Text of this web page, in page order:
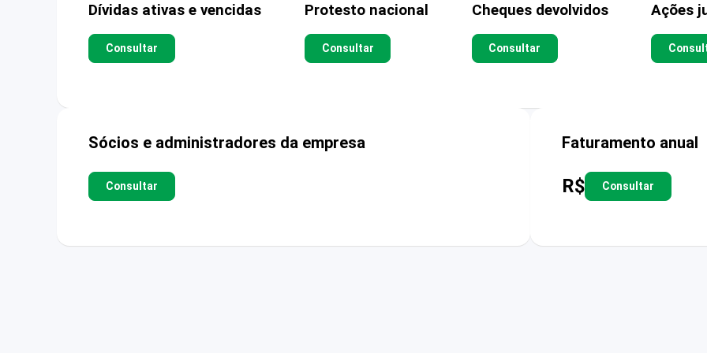
Dívidas ativas e vencidas
Consultar
Protesto nacional
Consultar
Cheques devolvidos
Consultar
Ações
Sócios e administradores da empresa
Consultar
Faturamento anual
R$ Consultar